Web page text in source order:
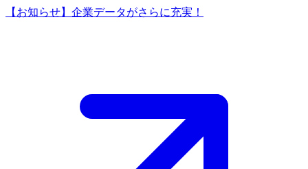
【お知らせ】企業データがさらに充実！